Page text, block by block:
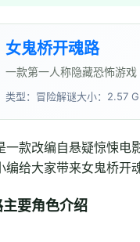
女鬼桥开魂路
一款第一人称隐藏恐怖游戏
类型：冒险解谜大小：2.57
一款改编自悬疑惊悚电
编给大家带来女鬼桥开
要角色介绍